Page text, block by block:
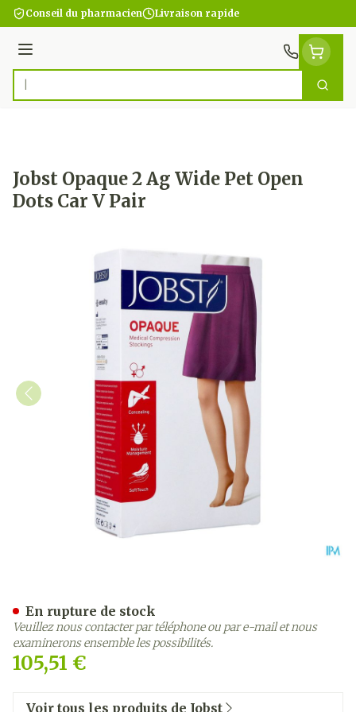
Aller au contenu
Conseil du pharmacien Livraison rapide
Menu
Rechercher
Jobst Opaque 2 Ag Wide Pet Open
Dots Car V Pair
105,51 €
En rupture de stock
Veuillez nous contacter par téléphone ou par e-mail et nous
examinerons ensemble les possibilités.
Voir tous les produits de Jobst